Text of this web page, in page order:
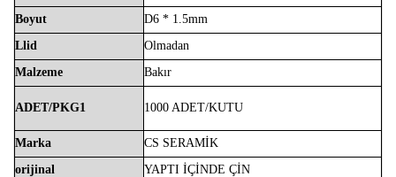
Boyut
D6 * 1.5mm
Llid
Olmadan
Malzeme
Bakır
ADET/PKG1 1000 ADET/KUTU
Marka CS SERAMİK
orijinal
YAPTI İÇİNDE ÇİN